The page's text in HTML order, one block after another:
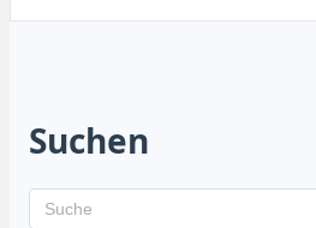
Suchen